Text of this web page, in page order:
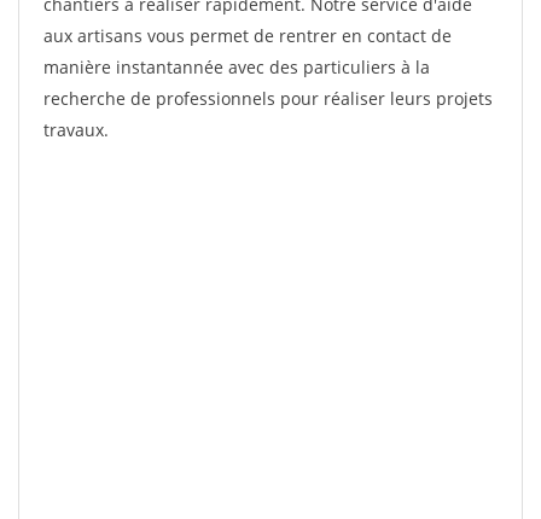
aux artisans vous permet de rentrer en contact de
manière instantannée avec des particuliers à la
recherche de professionnels pour réaliser leurs projets
travaux.